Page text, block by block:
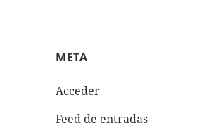
META
Acceder
Feed de entradas